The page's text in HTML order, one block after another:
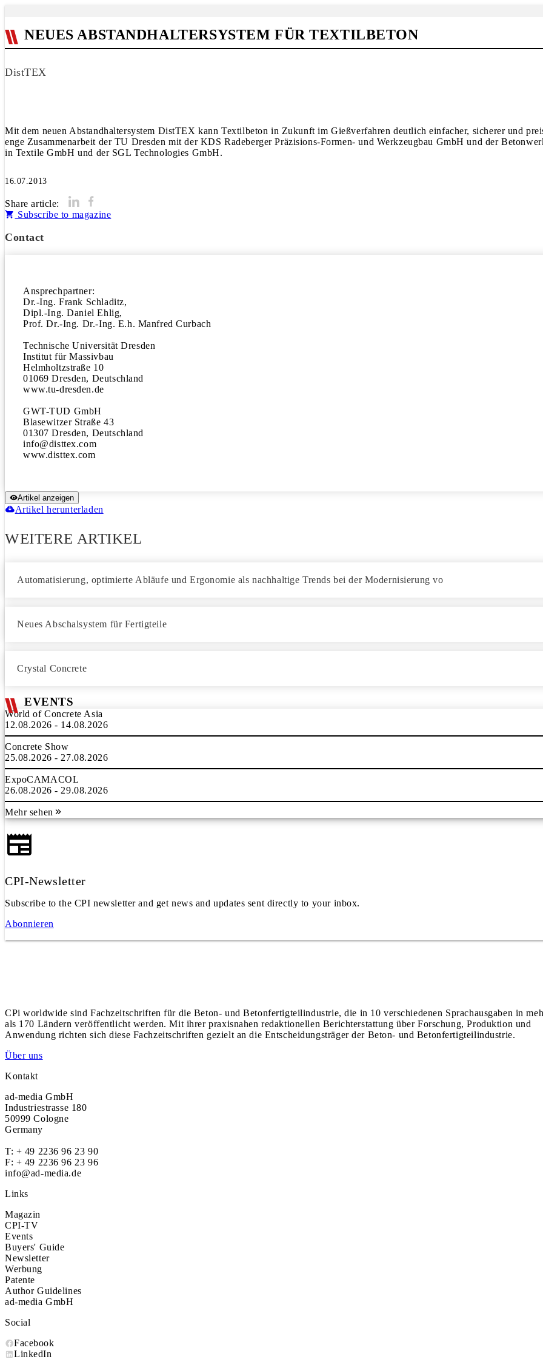
NEUES ABSTANDHALTERSYSTEM FÜR TEXTILBETON
DistTEX
Mit dem neuen Abstandhaltersystem DistTEX kann Textilbeton in Zukunft im Gießverfahren deutlich einfacher, sicherer und
enge Zusammenarbeit der TU Dresden mit der KDS Radeberger Präzisions-Formen- und Werkzeugbau GmbH und der
in Textile GmbH und der SGL Tech­no­logies GmbH.
16.07.2013
Share article:
Subscribe to magazine
Contact
Ansprechpartner:
Dr.-Ing. Frank Schladitz,
Dipl.-Ing. Daniel Ehlig,
Prof. Dr.-Ing. Dr.-Ing. E.h. Manfred Curbach
Technische Universität Dresden
Institut für Massivbau
Helmholtzstraße 10
01069 Dresden, Deutschland
www.tu-dresden.de
GWT-TUD GmbH
Blasewitzer Straße 43
01307 Dresden, Deutschland
info@disttex.com
www.disttex.com
Artikel anzeigen
Artikel herunterladen
WEITERE ARTIKEL
Automatisierung, optimierte Abläufe und Ergonomie als nachhaltige Trends bei der Modernisierung vo
Neues Abschalsystem für Fertigteile
Crystal Concrete
EVENTS
World of Concrete Asia
12.08.2026 - 14.08.2026
Concrete Show
25.08.2026 - 27.08.2026
ExpoCAMACOL
26.08.2026 - 29.08.2026
Mehr sehen
CPI-Newsletter
Subscribe to the CPI newsletter and get news and updates sent directly to your inbox.
Abonnieren
CPi worldwide sind Fachzeitschriften für die Beton- und Betonfertigteilindustrie, die in 10 verschiedenen Sprachausgaben in
als 170 Ländern veröffentlicht werden. Mit ihrer praxisnahen redaktionellen Berichterstattung über Forschung, Produktion und
Anwendung richten sich diese Fachzeitschriften gezielt an die Entscheidungsträger der Beton- und Betonfertigteilindustrie.
Über uns
Kontakt
ad-media GmbH
Industriestrasse 180
50999 Cologne
Germany
T: + 49 2236 96 23 90
F: + 49 2236 96 23 96
info@ad-media.de
Links
Magazin
CPI-TV
Events
Buyers' Guide
Newsletter
Werbung
Patente
Author Guidelines
ad-media GmbH
Social
Facebook
LinkedIn